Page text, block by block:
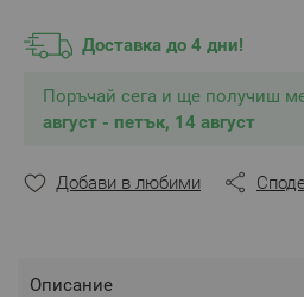
Сертификат ОЕКО-ТЕХ 100
**Снимките са
разминаване в тоновете и
Доставка до 4 дни!
Поръчай сега и ще получиш
август - петък, 14 август
Добави в любими
Описание